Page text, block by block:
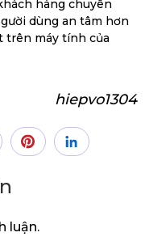
hàng chuyên
dùng an tâm hơn
trên máy tính của
hiepvo1304
luận.